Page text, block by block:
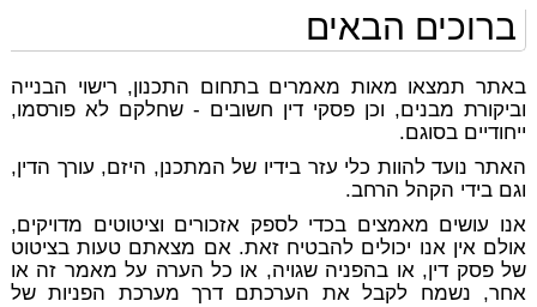
ברוכים הבאים
באתר תמצאו מאות מאמרים בתחום התכנון, רישוי הבנייה
וביקורת מבנים, וכן פסקי דין חשובים - שחלקם לא פורסמו,
ייחודיים בסוגם.
האתר נועד להוות כלי עזר בידיו של המתכנן, היזם, עורך הדין,
וגם בידי הקהל הרחב.
אנו עושים מאמצים בכדי לספק אזכורים וציטוטים מדויקים,
אולם אין אנו יכולים להבטיח זאת. אם מצאתם טעות בציטוט
של פסק דין, או בהפניה שגויה, או כל הערה על מאמר זה או
אחר, נשמח לקבל את הערכתם דרך מערכת הפניות של